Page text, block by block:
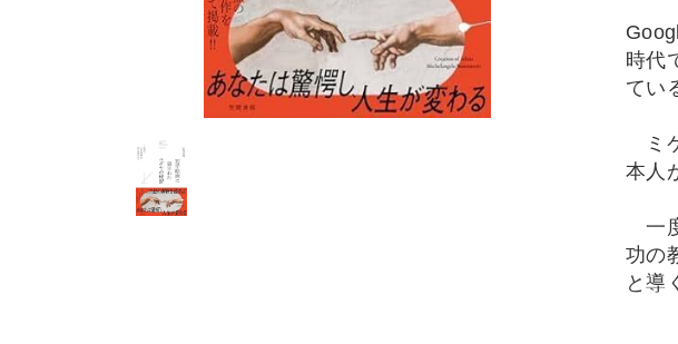
時代
てい
ミ
本人
一
功の
と導